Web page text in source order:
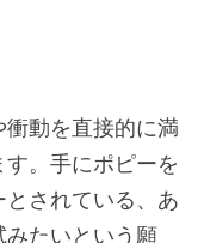
動を直接的に満
。手にポピーを
されている、あ
たいという願